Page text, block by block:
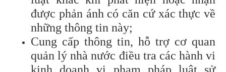
được phản ánh có căn cứ xác thực về
những thông tin này;
Cung cấp thông tin, hỗ trợ cơ quan
quản lý nhà nước điều tra các hành vi
kinh doanh vi phạm pháp luật sử